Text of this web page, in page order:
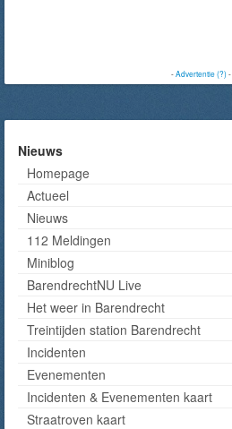
-Advertentie (?)-
Nieuws
Homepage
Actueel
Nieuws
112 Meldingen
Miniblog
BarendrechtNU Live
Het weer in Barendrecht
Treintijden station Barendrecht
Incidenten
Evenementen
Incidenten & Evenementen kaart
Straatroven kaart